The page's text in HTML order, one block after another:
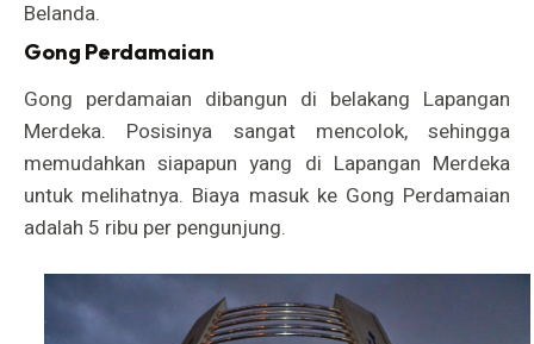
Belanda.
Gong Perdamaian
Gong perdamaian dibangun di belakang Lapangan
Merdeka. Posisinya sangat mencolok, sehingga
memudahkan siapapun yang di Lapangan Merdeka
untuk melihatnya. Biaya masuk ke Gong Perdamaian
adalah 5 ribu per pengunjung.